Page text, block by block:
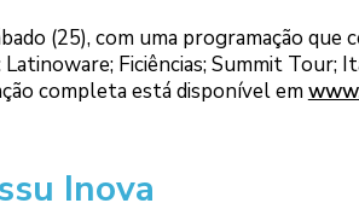
(25), com uma programação que
Ficiências; Summit Tour;
completa está disponível em
Inova